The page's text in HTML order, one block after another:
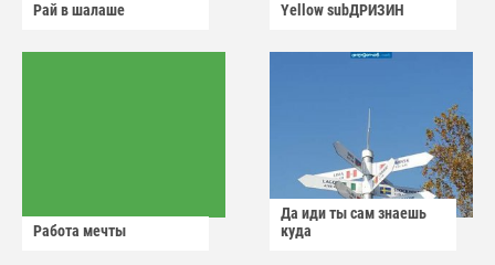
Рай в шалаше Yellow subДРИЗИН
Работа мечты
Да иди ты сам знаешь
куда